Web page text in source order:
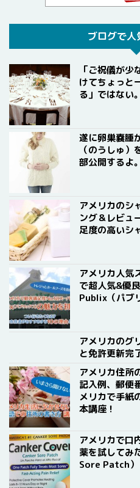
ブログで人
「ご祝儀が
けてちょっと
る」ではない。
遂に卵巣嚢腫
（のうしゅ
部公開するよ。
アメリカのシ
ング＆レビュ
足度の高いシ
アメリカ人気
で超人気&優
Publix（パブ
アメリカのグ
と免許更新完
アメリカ住所
記入例、郵便
メリカで手紙
本講座！
アメリカで口
薬を試してみ
Sore Patch）